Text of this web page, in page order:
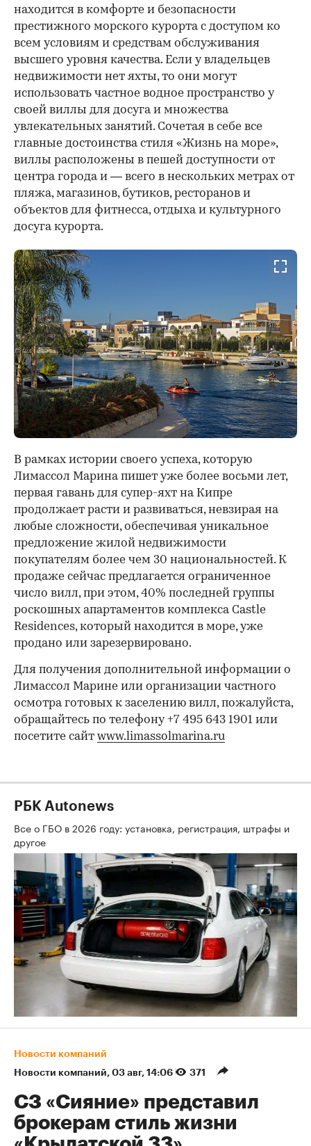
находится в комфорте и безопасности
престижного морского курорта с доступом ко
всем условиям и средствам обслуживания
высшего уровня качества. Если у владельцев
недвижимости нет яхты, то они могут
использовать частное водное пространство у
своей виллы для досуга и множества
увлекательных занятий. Сочетая в себе все
главные достоинства стиля «Жизнь на море»,
виллы расположены в пешей доступности от
центра города и — всего в нескольких метрах от
пляжа, магазинов, бутиков, ресторанов и
объектов для фитнесса, отдыха и культурного
досуга курорта.
В рамках истории своего успеха, которую
Лимассол Марина пишет уже более восьми лет,
первая гавань для супер-яхт на Кипре
продолжает расти и развиваться, невзирая на
любые сложности, обеспечивая уникальное
предложение жилой недвижимости
покупателям более чем 30 национальностей. К
продаже сейчас предлагается ограниченное
число вилл, при этом, 40% последней группы
роскошных апартаментов комплекса Castle
Residences, который находится в море, уже
продано или зарезервировано.
Для получения дополнительной информации о
Лимассол Марине или организации частного
осмотра готовых к заселению вилл, пожалуйста,
обращайтесь по телефону +7 495 643 1901 или
посетите сайт www.limassolmarina.ru
РБК Autonews
Все о ГБО в 2026 году: установка, регистрация, штрафы и
другое
Новости компаний
Новости компаний⁠, 03 авг, 14:06 371
СЗ «Сияние» представил
брокерам стиль жизни